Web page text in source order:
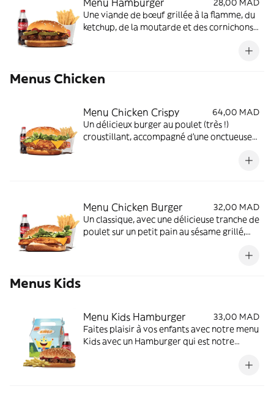
Une viande de bœuf grillée à la flamme, du
ketchup, de la moutarde et des cornichons.
Menus Chicken
Menu Chicken Crispy
64,00 MAD
Un délicieux burger au poulet (très !)
croustillant, accompagné d'une onctueuse
Menu Chicken Burger
32,00 MAD
Un classique, avec une délicieuse tranche de
poulet sur un petit pain au sésame grillé,
Menus Kids
Menu Kids Hamburger
33,00 MAD
Faites plaisir à vos enfants avec notre menu
Kids avec un Hamburger qui est notre
une bonne couche de Ketchup, vous aurez